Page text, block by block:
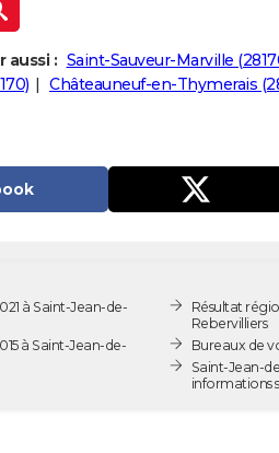
aussi : Saint-Sauveur-Marville
Châteauneuf-en-Thymerais
à Saint-Jean-de-
à Saint-Jean-de-
Résultat
Rebervilliers
Bureaux de
Saint-Jean-
informations